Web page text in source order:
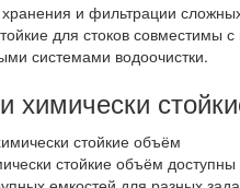
и фильтрации
для стоков совместимы
системами водоочистки.
химически
стойкие объём